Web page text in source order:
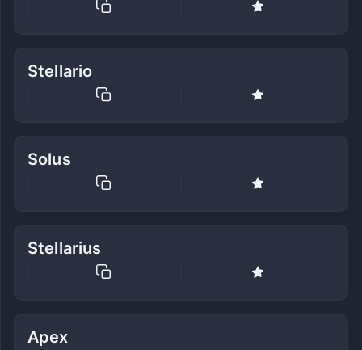
Stellario
Solus
Stellarius
Apex